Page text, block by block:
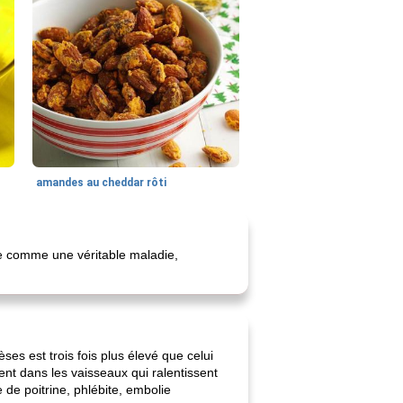
amandes au cheddar rôti
une véritable maladie,
est trois fois plus élevé que celui
dans les vaisseaux qui ralentissent
poitrine, phlébite, embolie